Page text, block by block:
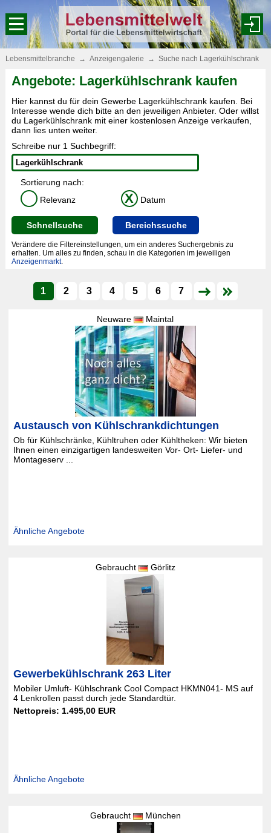
Lebensmittelbranche → Anzeigengalerie → Suche nach Lagerkühlschrank
Angebote: Lagerkühlschrank kaufen
Hier kannst du für dein Gewerbe Lagerkühlschrank kaufen. Bei
Interesse wende dich bitte an den jeweiligen Anbieter. Oder willst
du Lagerkühlschrank mit einer kostenlosen Anzeige verkaufen,
dann lies unten weiter.
Schreibe nur 1 Suchbegriff:
Sortierung nach:
Relevanz
X Datum
Schnellsuche Bereichssuche
Verändere die Filtereinstellungen, um ein anderes Suchergebnis zu
erhalten. Um alles zu finden, schau in die Kategorien im jeweiligen
Anzeigenmarkt.
1 2 3 4 5 6 7
Neuware Maintal
Austausch von Kühlschrankdichtungen
Ob für Kühlschränke, Kühltruhen oder Kühltheken: Wir bieten
Ihnen einen einzigartigen landesweiten Vor- Ort- Liefer- und
Montageserv ...
Ähnliche Angebote
Gebraucht Görlitz
Gewerbekühlschrank 263 Liter
Mobiler Umluft- Kühlschrank Cool Compact HKMN041- MS auf
4 Lenkrollen passt durch jede Standardtür.
Nettopreis: 1.495,00 EUR
Ähnliche Angebote
Gebraucht München